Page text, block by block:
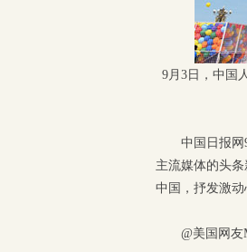
9月3日，中国
中国日报
主流媒体的头
中国，抒发激动
@美国网友